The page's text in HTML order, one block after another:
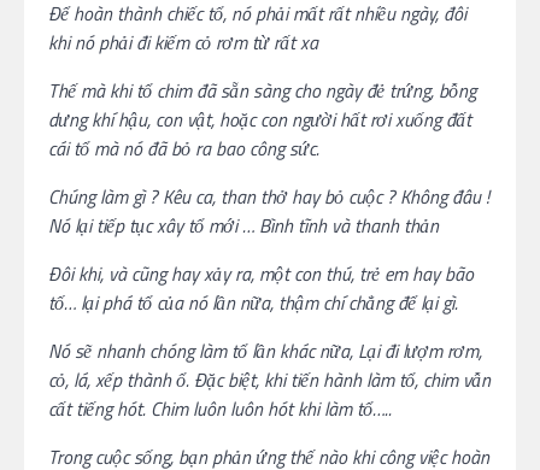
Để hoàn thành chiếc tổ, nó phải mất rất nhiều ngày, đôi
khi nó phải đi kiếm cỏ rơm từ rất xa
Thế mà khi tổ chim đã sẵn sàng cho ngày đẻ trứng, bỗng
dưng khí hậu, con vật, hoặc con người hất rơi xuống đất
cái tổ mà nó đã bỏ ra bao công sức.
Chúng làm gì ? Kêu ca, than thở hay bỏ cuộc ? Không đâu !
Nó lại tiếp tục xây tổ mới … Bình tĩnh và thanh thản
Đôi khi, và cũng hay xảy ra, một con thú, trẻ em hay bão
tố… lại phá tổ của nó lần nữa, thậm chí chẳng để lại gì.
Nó sẽ nhanh chóng làm tổ lần khác nữa, Lại đi lượm rơm,
cỏ, lá, xếp thành ổ. Đặc biệt, khi tiến hành làm tổ, chim vẫn
cất tiếng hót. Chim luôn luôn hót khi làm tổ…..
Trong cuộc sống, bạn phản ứng thế nào khi công việc hoàn